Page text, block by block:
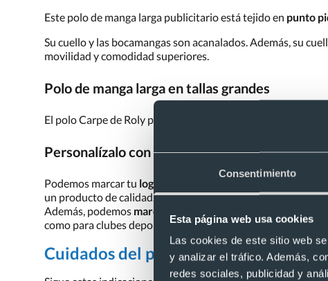
Consentimiento
Esta página web usa cookies
Las cookies de este sitio web
y analizar el tráfico. Además,
redes sociales, publicidad y
Este polo de manga larga publicitario está tejido en punto
Su cuello y las bocamangas son acanalados. Además, su
movilidad y comodidad superiores.
Polo de manga larga en tallas grandes
El polo Carpe de Roly personalizado está disponible en tallas
Personalízalo con tu logotipo
Podemos marcar tu logo personalizado
un producto de calidad. Puedes estampar tu logo en este
Además, podemos marcar tu logo a todo color
como para clubes deportivos.
Cuidados del polo de piqué de